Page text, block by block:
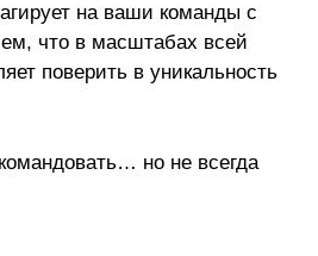
на ваши команды с
что в масштабах всей
поверить в уникальность
но не всегда